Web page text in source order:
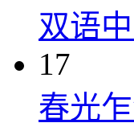
双语
17
春光